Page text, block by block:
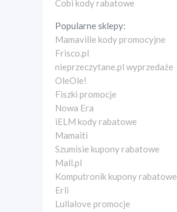
Cobi kody rabatowe
Popularne sklepy:
Mamaville kody promocyjne
Frisco.pl
nieprzeczytane.pl wyprzedaże
OleOle!
Fiszki promocje
Nowa Era
iELM kody rabatowe
Mamaiti
Szumisie kupony rabatowe
Mall.pl
Komputronik kupony rabatowe
Erli
Lullalove promocje